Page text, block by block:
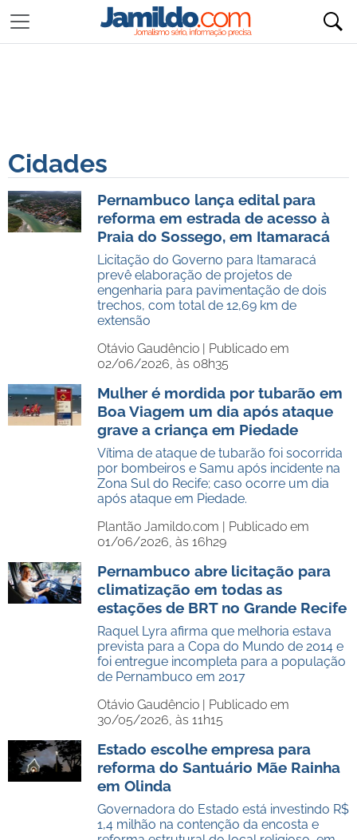
Cidades
Pernambuco lança edital para
reforma em estrada de acesso à
Praia do Sossego, em Itamaracá
Licitação do Governo para Itamaracá
prevê elaboração de projetos de
engenharia para pavimentação de dois
trechos, com total de 12,69 km de
extensão
Otávio Gaudêncio | Publicado em
02/06/2026, às 08h35
Mulher é mordida por tubarão em
Boa Viagem um dia após ataque
grave a criança em Piedade
Vítima de ataque de tubarão foi socorrida
por bombeiros e Samu após incidente na
Zona Sul do Recife; caso ocorre um dia
após ataque em Piedade.
Plantão Jamildo.com | Publicado em
01/06/2026, às 16h29
Pernambuco abre licitação para
climatização em todas as
estações de BRT no Grande Recife
Raquel Lyra afirma que melhoria estava
prevista para a Copa do Mundo de 2014 e
foi entregue incompleta para a população
de Pernambuco em 2017
Otávio Gaudêncio | Publicado em
30/05/2026, às 11h15
Estado escolhe empresa para
reforma do Santuário Mãe Rainha
em Olinda
Governadora do Estado está investindo R$
1,4 milhão na contenção da encosta e